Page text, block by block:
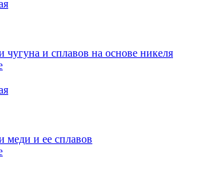
чугуна и сплавов на основе никеля
меди и ее сплавов